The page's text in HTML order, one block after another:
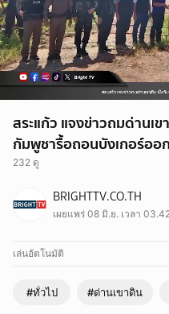
สระแก้ว แจงข่าวถมด่านเ
กัมพูชารื้อถอนบังเกอร์อ
232 ดู
BRIGHTTV.CO.TH
เผยแพร่ 08 มิ.ย. เวลา
เล่นอัตโนมัติ
#ทั่วไป #ด่านเขาดิน